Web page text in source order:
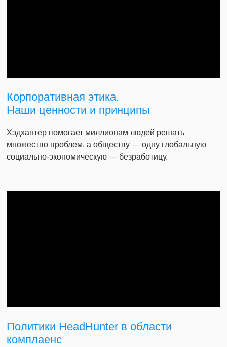
Корпоративная этика.
Наши ценности и принципы
Хэдхантер помогает миллионам людей решать
множество проблем, а обществу — одну глобальную
социально-экономическую — безработицу.
Политики HeadHunter в области
комплаенс